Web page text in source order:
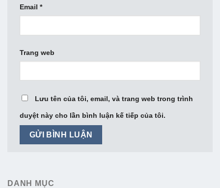
Email *
Trang web
Lưu tên của tôi, email, và trang web trong trình
duyệt này cho lần bình luận kế tiếp của tôi.
DANH MỤC